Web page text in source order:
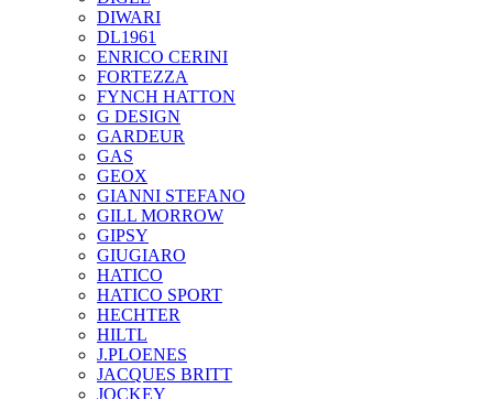
DIWARI
DL1961
ENRICO CERINI
FORTEZZA
FYNCH HATTON
G DESIGN
GARDEUR
GAS
GEOX
GIANNI STEFANO
GILL MORROW
GIPSY
GIUGIARO
HATICO
HATICO SPORT
HECHTER
HILTL
J.PLOENES
JAСQUES BRITT
JOCKEY